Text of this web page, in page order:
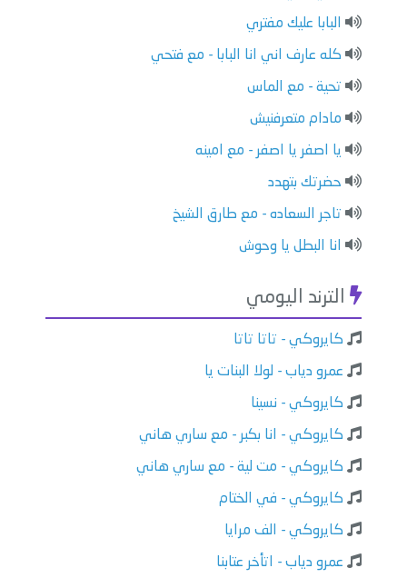
البابا عليك مفتري
كله عارف اني انا البابا - مع فتحي
تحية - مع الماس
مادام متعرفنيش
يا اصفر يا اصفر - مع امينه
حضرتك بتهدد
تاجر السعاده - مع طارق الشيخ
انا البطل يا وحوش
الترند اليومي
كايروكي - تاتا تاتا
عمرو دياب - لولا البنات يا
كايروكي - نسينا
كايروكي - انا بكبر - مع ساري هاني
كايروكي - مت لية - مع ساري هاني
كايروكي - في الختام
كايروكي - الف مرايا
عمرو دياب - اتأخر عتابنا